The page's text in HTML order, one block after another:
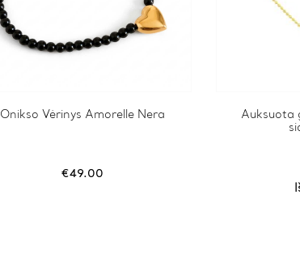
Onikso Vėrinys Amorelle Nera
€49.00
Auksuota